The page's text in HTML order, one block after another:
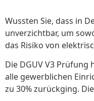
Wussten Sie, dass in
unverzichtbar, um
das Risiko von
Die DGUV V3
alle gewerblichen
zu 30% zurückging.